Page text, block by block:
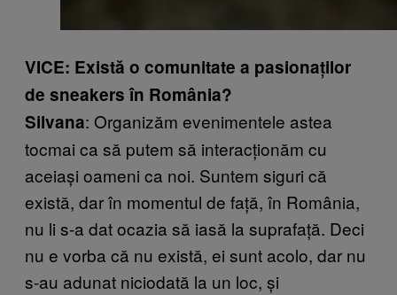
VICE: Există o comunitate a pasionaților
de sneakers în România?
Silvana: Organizăm evenimentele astea
tocmai ca să putem să interacționăm cu
aceiași oameni ca noi. Suntem siguri că
există, dar în momentul de față, în România,
nu li s-a dat ocazia să iasă la suprafață. Deci
nu e vorba că nu există, ei sunt acolo, dar nu
s-au adunat niciodată la un loc, și